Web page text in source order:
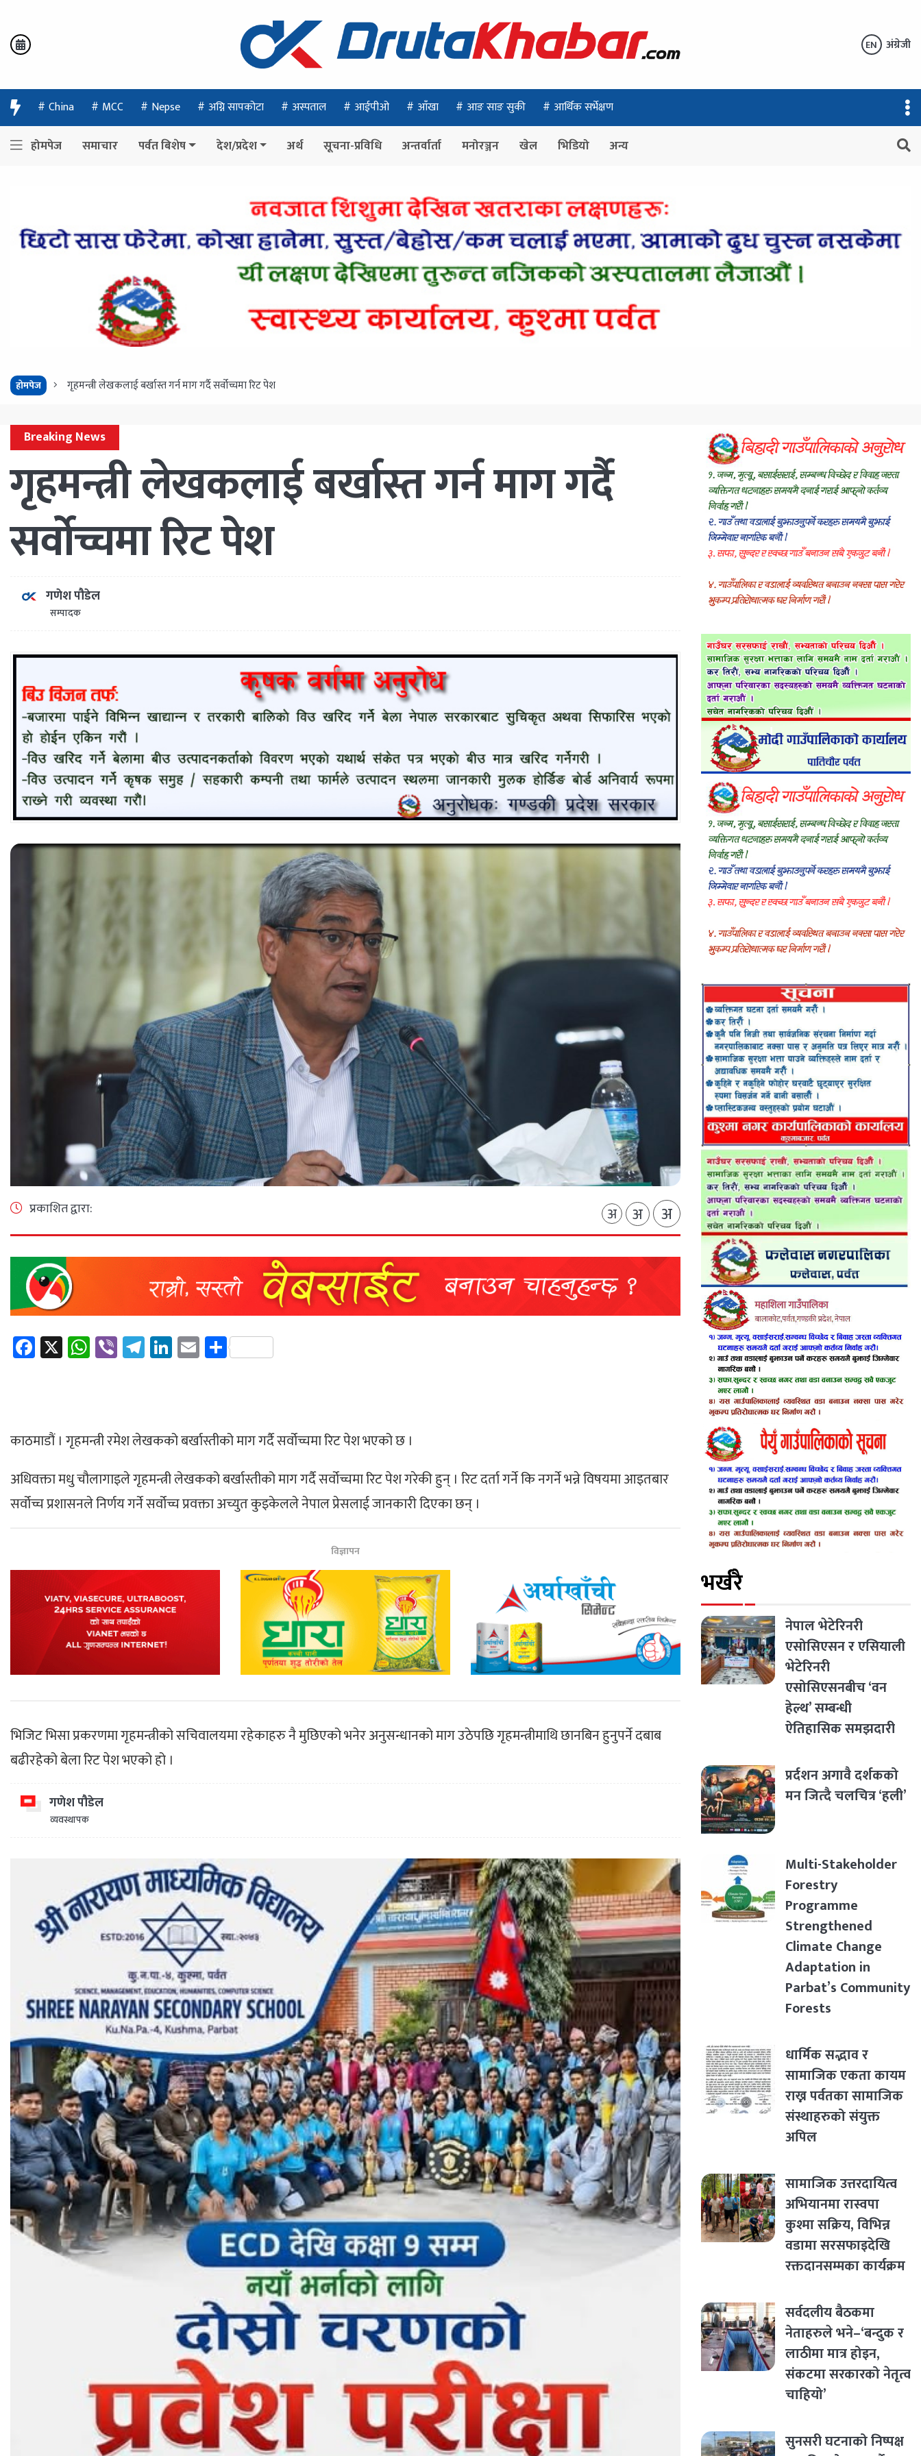
EN अंग्रेजी
China MCC Nepse अग्नि सापकोटा अस्पताल आईपीओ आँखा आङ साङ सुकी आर्थिक सर्भेक्षण
होमपेज समाचार पर्वत बिशेष देश/प्रदेश अर्थ सूचना-प्रविधि अन्तर्वार्ता मनोरञ्जन खेल भिडियो अन्य
होमपेज गृहमन्त्री लेखकलाई बर्खास्त गर्न माग गर्दै सर्वोच्चमा रिट पेश
Breaking News
गृहमन्त्री लेखकलाई बर्खास्त गर्न माग गर्दै
सर्वोच्चमा रिट पेश
गणेश पौडेल
सम्पादक
प्रकाशित द्वारा: अ अ अ
Facebook
X WhatsApp
ViberTelegram
LinkedIn
EmailShare
काठमाडौं । गृहमन्त्री रमेश लेखकको बर्खास्तीको माग गर्दै सर्वोच्चमा रिट पेश भएको छ ।
अधिवक्ता मधु चौलागाइले गृहमन्त्री लेखकको बर्खास्तीको माग गर्दै सर्वोच्चमा रिट पेश गरेकी हुन् । रिट दर्ता गर्ने कि नगर्ने भन्ने विषयमा आइतबार
सर्वोच्च प्रशासनले निर्णय गर्ने सर्वोच्च प्रवक्ता अच्युत कुइकेलले नेपाल प्रेसलाई जानकारी दिएका छन् ।
विज्ञापन
भिजिट भिसा प्रकरणमा गृहमन्त्रीको सचिवालयमा रहेकाहरु नै मुछिएको भनेर अनुसन्धानको माग उठेपछि गृहमन्त्रीमाथि छानबिन हुनुपर्ने दबाब
बढीरहेको बेला रिट पेश भएको हो ।
गणेश पौडेल
व्यवस्थापक
भर्खरै
नेपाल भेटेरिनरी
एसोसिएसन र एसियाली
भेटेरिनरी
एसोसिएसनबीच ‘वन
हेल्थ’ सम्बन्धी
ऐतिहासिक समझदारी
प्रर्दशन अगावै दर्शकको
मन जित्दै चलचित्र ‘हली’
Multi-Stakeholder
Forestry
Programme
Strengthened
Climate Change
Adaptation in
Parbat’s Community
Forests
धार्मिक सद्भाव र
सामाजिक एकता कायम
राख्न पर्वतका सामाजिक
संस्थाहरुको संयुक्त
अपिल
सामाजिक उत्तरदायित्व
अभियानमा रास्वपा
कुश्मा सक्रिय, विभिन्न
वडामा सरसफाइदेखि
रक्तदानसम्मका कार्यक्रम
सर्वदलीय बैठकमा
नेताहरुले भने–‘बन्दुक र
लाठीमा मात्र होइन,
संकटमा सरकारको नेतृत्व
चाहियो’
सुनसरी घटनाको निष्पक्ष